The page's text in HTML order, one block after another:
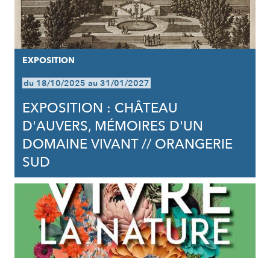
EXPOSITION
du 18/10/2025 au 31/01/2027
EXPOSITION : CHÂTEAU
D'AUVERS, MÉMOIRES D'UN
DOMAINE VIVANT // ORANGERIE
SUD